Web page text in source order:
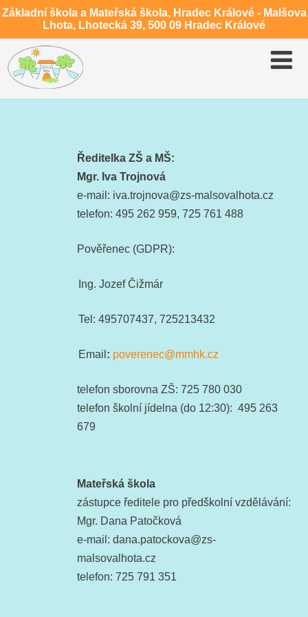
Základní škola a Mateřská škola, Hradec Králové - Malšova
Lhota, Lhotecká 39, 500 09 Hradec Králové
Ředitelka ZŠ a MŠ:
Mgr. Iva Trojnová
e-mail: iva.trojnova@zs-malsovalhota.cz
telefon: 495 262 959, 725 761 488
Pověřenec (GDPR):
Ing. Jozef Čižmár
Tel: 495707437, 725213432
Email : poverenec@mmhk.cz
telefon sborovna ZŠ: 725 780 030
telefon školní jídelna (do 12:30): 495 263
679
Mateřská škola
zástupce ředitele pro předškolní vzdělávání:
Mgr. Dana Patočková
e-mail: dana.patockova@zs-
malsovalhota.cz
telefon: 725 791 351